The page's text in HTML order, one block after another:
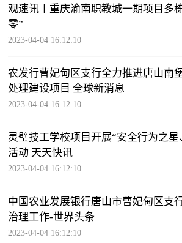
观速讯丨重庆渝南职教城一期项目多
零”
2023-04-04 16:12:10
农发行曹妃甸区支行全力推进唐山南
处理建设项目 全球新消息
2023-04-04 16:12:10
灵璧技工学校项目开展“安全行为之
活动 天天快讯
2023-04-04 16:12:10
中国农业发展银行唐山市曹妃甸区支
治理工作-世界头条
2023-04-04 16:12:10